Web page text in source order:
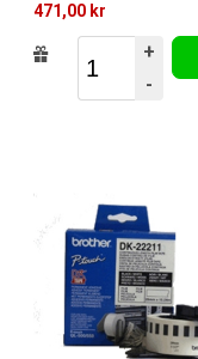
471,00 kr
+
-